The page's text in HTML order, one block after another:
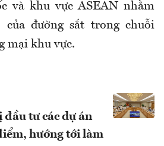
và khu vực ASEAN nhằm
đường sắt trong chuỗi
mại khu vực.
đầu tư các dự án
hướng tới làm